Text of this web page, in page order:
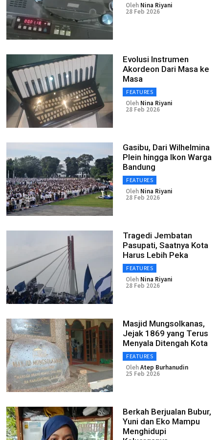
Oleh Nina Riyani
28 Feb 2026
Evolusi Instrumen
Akordeon Dari Masa ke
Masa
FEATURES
Oleh Nina Riyani
28 Feb 2026
Gasibu, Dari Wilhelmina
Plein hingga Ikon Warga
Bandung
FEATURES
Oleh Nina Riyani
28 Feb 2026
Tragedi Jembatan
Pasupati, Saatnya Kota
Harus Lebih Peka
FEATURES
Oleh Nina Riyani
28 Feb 2026
Masjid Mungsolkanas,
Jejak 1869 yang Terus
Menyala Ditengah Kota
FEATURES
OlehAtep Burhanudin
25 Feb 2026
Berkah Berjualan Bubur,
Yuni dan Eko Mampu
Menghidupi